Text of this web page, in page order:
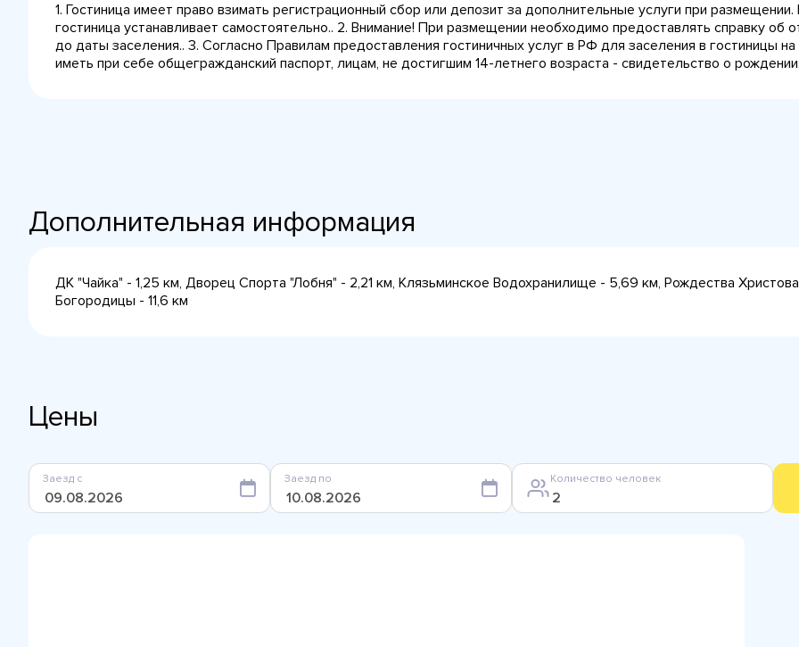
1. Гостиница имеет право взимать регистрационный сбор или депозит за дополнительные услуги при
гостиница устанавливает самостоятельно.. 2. Внимание! При размещении необходимо предоставлять справку об
до даты заселения.. 3. Согласно Правилам предоставления гостиничных услуг в РФ для заселения в гостиницы
иметь при себе общегражданский паспорт, лицам, не достигшим 14-летнего возраста - свидетельство о
Дополнительная информация
ДК "Чайка" - 1,25 км, Дворец Спорта "Лобня" - 2,21 км, Клязьминское Водохранилище - 5,69 км, Рождества
Богородицы - 11,6 км
Цены
Заезд с Заезд по Количество человек